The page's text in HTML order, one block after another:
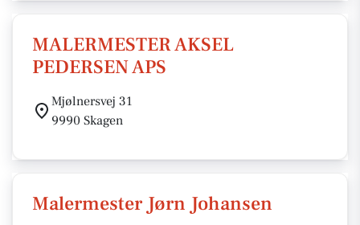
MALERMESTER AKSEL
PEDERSEN APS
Mjølnersvej 31
9990 Skagen
Malermester Jørn Johansen